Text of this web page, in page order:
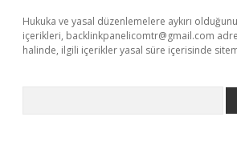
Hukuka ve yasal düzenlemelere aykırı
içerikleri, backlinkpanelicomtr@gmail.com
halinde, ilgili içerikler yasal süre içerisinde